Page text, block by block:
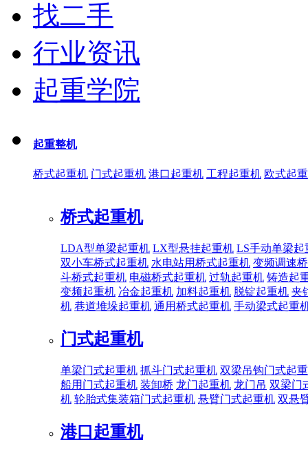
找二手
行业资讯
起重学院
起重整机
桥式起重机 门式起重机 港口起重机 工程起重机 欧式起
桥式起重机
LDA型单梁起重机 LX型悬挂起重机 LS手动单梁起
双小车桥式起重机 水电站用桥式起重机 变频调速
斗桥式起重机 电磁桥式起重机 过轨起重机 铸造起
变频起重机 冶金起重机 加料起重机 脱锭起重机 夹
机 巷道堆垛起重机 通用桥式起重机 手动梁式起重
门式起重机
单梁门式起重机 抓斗门式起重机 双梁吊钩门式起
船用门式起重机 装卸桥 龙门起重机 龙门吊 双梁门
机 轮胎式集装箱门式起重机 悬臂门式起重机 双悬
港口起重机